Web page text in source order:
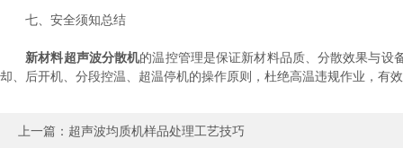
七、安全须知总结
新材料超声波分散机的温控管理是保证新材料品质、分散效果与设
却、后开机、分段控温、超温停机的操作原则，杜绝高温违规作业，有
上一篇： 超声波均质机样品处理工艺技巧